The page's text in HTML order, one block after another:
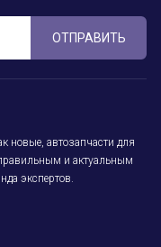
ОТПРАВИТЬ
новые, автозапчасти для
и актуальным
экспертов.